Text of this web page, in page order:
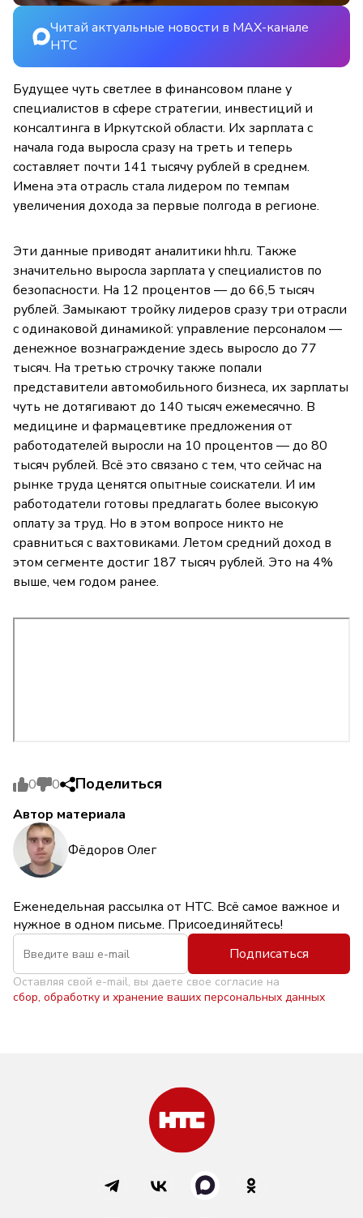
Читай актуальные новости в MAX-канале
НТС
Будущее чуть светлее в финансовом плане у
специалистов в сфере стратегии, инвестиций и
консалтинга в Иркутской области. Их зарплата с
начала года выросла сразу на треть и теперь
составляет почти 141 тысячу рублей в среднем.
Имена эта отрасль стала лидером по темпам
увеличения дохода за первые полгода в регионе.
Эти данные приводят аналитики hh.ru. Также
значительно выросла зарплата у специалистов по
безопасности. На 12 процентов — до 66,5 тысяч
рублей. Замыкают тройку лидеров сразу три отрасли
с одинаковой динамикой: управление персоналом —
денежное вознаграждение здесь выросло до 77
тысяч. На третью строчку также попали
представители автомобильного бизнеса, их зарплаты
чуть не дотягивают до 140 тысяч ежемесячно. В
медицине и фармацевтике предложения от
работодателей выросли на 10 процентов — до 80
тысяч рублей. Всё это связано с тем, что сейчас на
рынке труда ценятся опытные соискатели. И им
работодатели готовы предлагать более высокую
оплату за труд. Но в этом вопросе никто не
сравниться с вахтовиками. Летом средний доход в
этом сегменте достиг 187 тысяч рублей. Это на 4%
выше, чем годом ранее.
0 0 Поделиться
Автор материала
Фёдоров Олег
Еженедельная рассылка от НТС. Всё самое важное и
нужное в одном письме. Присоединяйтесь!
Подписаться
Оставляя свой e-mail, вы даете свое согласие на
сбор, обработку и хранение ваших персональных данных